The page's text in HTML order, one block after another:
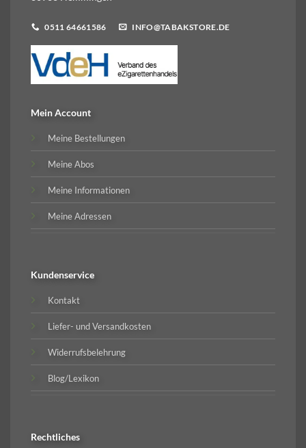
0511 64661586 INFO@TABAKSTORE.DE
Mein Account
Meine Bestellungen
Meine Abos
Meine Informationen
Meine Adressen
Kundenservice
Kontakt
Liefer- und Versandkosten
Widerrufsbelehrung
Blog/Lexikon
Rechtliches